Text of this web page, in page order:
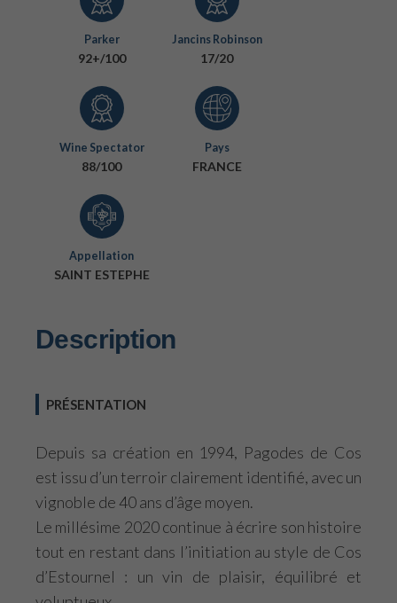
Parker
92+/100
Jancins Robinson
17/20
Wine Spectator
88/100
Pays
FRANCE
Appellation
SAINT ESTEPHE
Description
PRÉSENTATION
Depuis sa création en 1994, Pagodes de Cos
est issu d’un terroir clairement identifié, avec un
vignoble de 40 ans d’âge moyen.
Le millésime 2020 continue à écrire son histoire
tout en restant dans l’initiation au style de Cos
d’Estournel : un vin de plaisir, équilibré et